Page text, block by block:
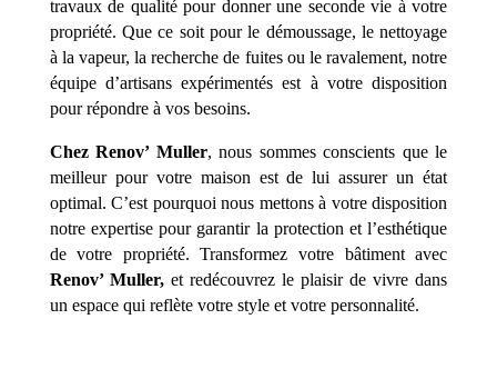
travaux de qualité pour donner une seconde vie à votre
propriété. Que ce soit pour le démoussage, le nettoyage
à la vapeur, la recherche de fuites ou le ravalement, notre
équipe d’artisans expérimentés est à votre disposition
pour répondre à vos besoins.
Chez Renov’ Muller, nous sommes conscients que le
meilleur pour votre maison est de lui assurer un état
optimal. C’est pourquoi nous mettons à votre disposition
notre expertise pour garantir la protection et l’esthétique
de votre propriété. Transformez votre bâtiment avec
Renov’ Muller,et redécouvrez le plaisir de vivre dans
un espace qui reflète votre style et votre personnalité.